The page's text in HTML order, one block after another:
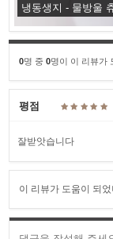
냉동생지 - 물방울
0명 중 0명이 이 리뷰가
평점
잘받앗습니다
이 리뷰가 도움이 되